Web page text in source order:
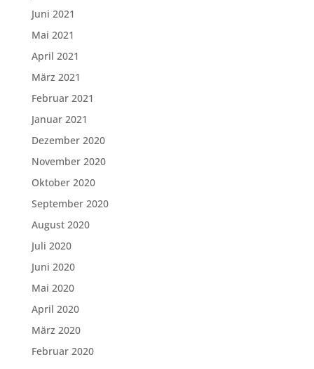
Juni 2021
Mai 2021
April 2021
März 2021
Februar 2021
Januar 2021
Dezember 2020
November 2020
Oktober 2020
September 2020
August 2020
Juli 2020
Juni 2020
Mai 2020
April 2020
März 2020
Februar 2020